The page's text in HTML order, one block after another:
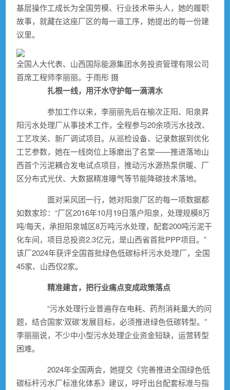
基层操作工成长为全国劳模、行业技术带头人，她的履职
故事，就藏在这座厂区的每一道工序，她提出的每一份建
议里。
全国人大代表、山西国际能源集团水务投资管理有限公司
首席工程师李丽丽。于雨彤 摄
扎根一线，用汗水守护每一滴清水
参加工作以来，李丽丽先后在榆次正阳、阳泉昇
阳污水处理厂从事技术工作，全程参与20余项污水技改、
工艺攻关、新厂调试项目。从巡检设备、记录数据到优化
工艺参数，她在一线岗位上琢磨出了名堂——推进落地山
西首个污泥耦合发电试点项目，推动污水源热泵供暖、厂
区分布式光伏、大数据精准曝气等节能降碳技术落地。
面对采风团一行，她对阳泉厂区的每一项数据都
如数家珍：“厂区2016年10月19日落户阳泉，处理规模8万
吨/每天，承担阳泉城区8万吨污水处理，配套200吨污泥干
化车间，项目总投资2.3亿元，是山西省首批PPP项目。”
该厂2024年获评全国首批绿色低碳标杆污水处理厂，全国
45家、山西仅2家。
精准建言，把行业痛点变成政策落点
“污水处理行业普遍存在电耗、药剂消耗量大的问
题，结合国家‘双碳’发展目标，必须推进绿色低碳转型。”
李丽丽说，不少中小型污水处理企业资金短缺，运营转型
困难。
2024年全国两会，她提交《完善推进全国绿色低
碳标杆污水厂标准化体系》建议，呼吁出台配套标准与指